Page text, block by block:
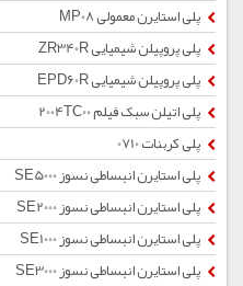
پلی استایرن معمولی MP08
پلی پروپیلن شیمیایی ZR340R
پلی پروپیلن شیمیایی EPD60R
پلی اتیلن سبک فیلم 2004TC00
پلی کربنات 0710
پلی استایرن انبساطی نسوز SE5000
پلی استایرن انبساطی نسوز SE2000
پلی استایرن انبساطی نسوز SE1000
پلی استایرن انبساطی نسوز SE3000